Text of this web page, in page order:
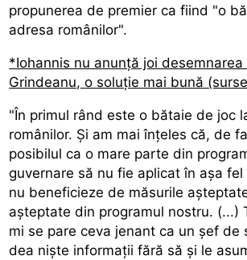
propunerea de premier ca fiind "o
adresa românilor".
*Iohannis nu anunță joi desemnarea
Grindeanu, o soluție mai bună
"În primul rând este o bătaie de joc
românilor. Și am mai înțeles că, de
posibilul ca o mare parte din
guvernare să nu fie aplicat în așa
nu beneficieze de măsurile
așteptate din programul nostru. (...)
mi se pare ceva jenant ca un șef de
dea niște informații fără să și le